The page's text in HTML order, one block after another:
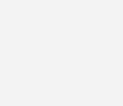
Hälfte des
die Solaranlagen nach
Strom. Damit